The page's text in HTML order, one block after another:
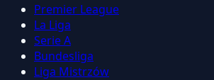
Premier League
La Liga
Serie A
Bundesliga
Liga Mistrzów